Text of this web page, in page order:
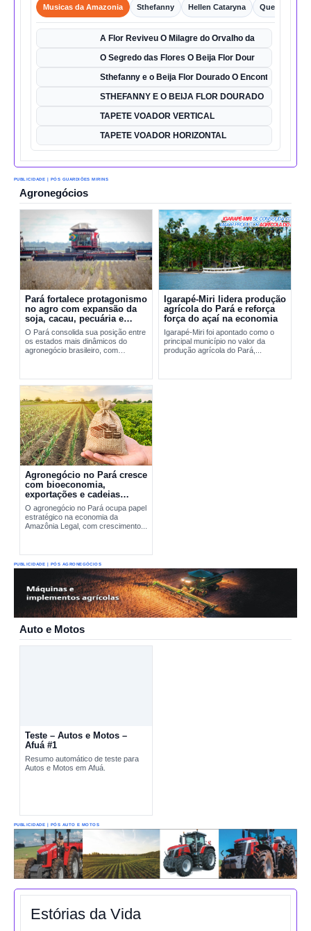
Musicas da Amazonia Sthefanny Hellen Cataryna Queixo o
A Flor Reviveu O Milagre do Orvalho da
O Segredo das Flores O Beija Flor Dour
Sthefanny e o Beija Flor Dourado O Encontro Mágico
STHEFANNY E O BEIJA FLOR DOURADO
TAPETE VOADOR VERTICAL
TAPETE VOADOR HORIZONTAL
PUBLICIDADE | PÓS GUARDIÕES MIRINS
Agronegócios
Pará fortalece protagonismo
no agro com expansão da
soja, cacau, pecuária e
exportações
O Pará consolida sua posição entre
os estados mais dinâmicos do
agronegócio brasileiro, com
Igarapé-Miri lidera produção
agrícola do Pará e reforça
força do açaí na economia
Igarapé-Miri foi apontado como o
principal município no valor da
produção agrícola do Pará,...
Agronegócio no Pará cresce
com bioeconomia,
exportações e cadeias
produtivas estratégicas
O agronegócio no Pará ocupa papel
estratégico na economia da
Amazônia Legal, com crescimento...
PUBLICIDADE | PÓS AGRONEGÓCIOS
Auto e Motos
Teste – Autos e Motos –
Afuá #1
Resumo automático de teste para
Autos e Motos em Afuá.
PUBLICIDADE | PÓS AUTO E MOTOS
Estórias da Vida